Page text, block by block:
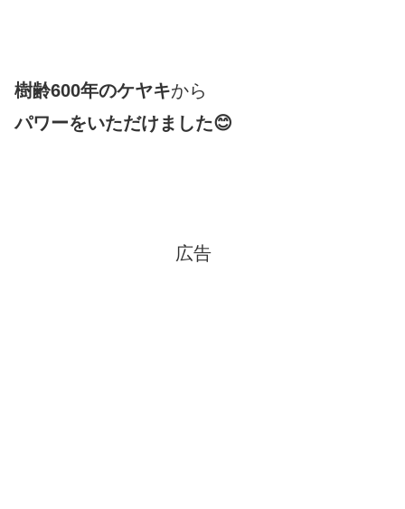
樹齢600年のケヤキから
パワーをいただけました😊
広告